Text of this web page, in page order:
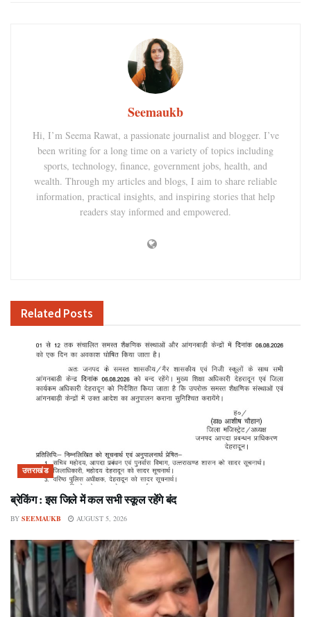
Seemaukb
Hi, I’m Seema Rawat, a passionate journalist and blogger. I’ve
been writing for a long time on a variety of topics including
sports, technology, finance, government jobs, health, and
wealth. Through my articles and blogs, I aim to share reliable
information, practical insights, and inspiring stories that help
readers stay informed and empowered.
Related Posts
उत्तराखंड
ब्रेकिंग : इस जिले में कल सभी स्कूल रहेंगे बंद
BY SEEMAUKB AUGUST 5, 2026